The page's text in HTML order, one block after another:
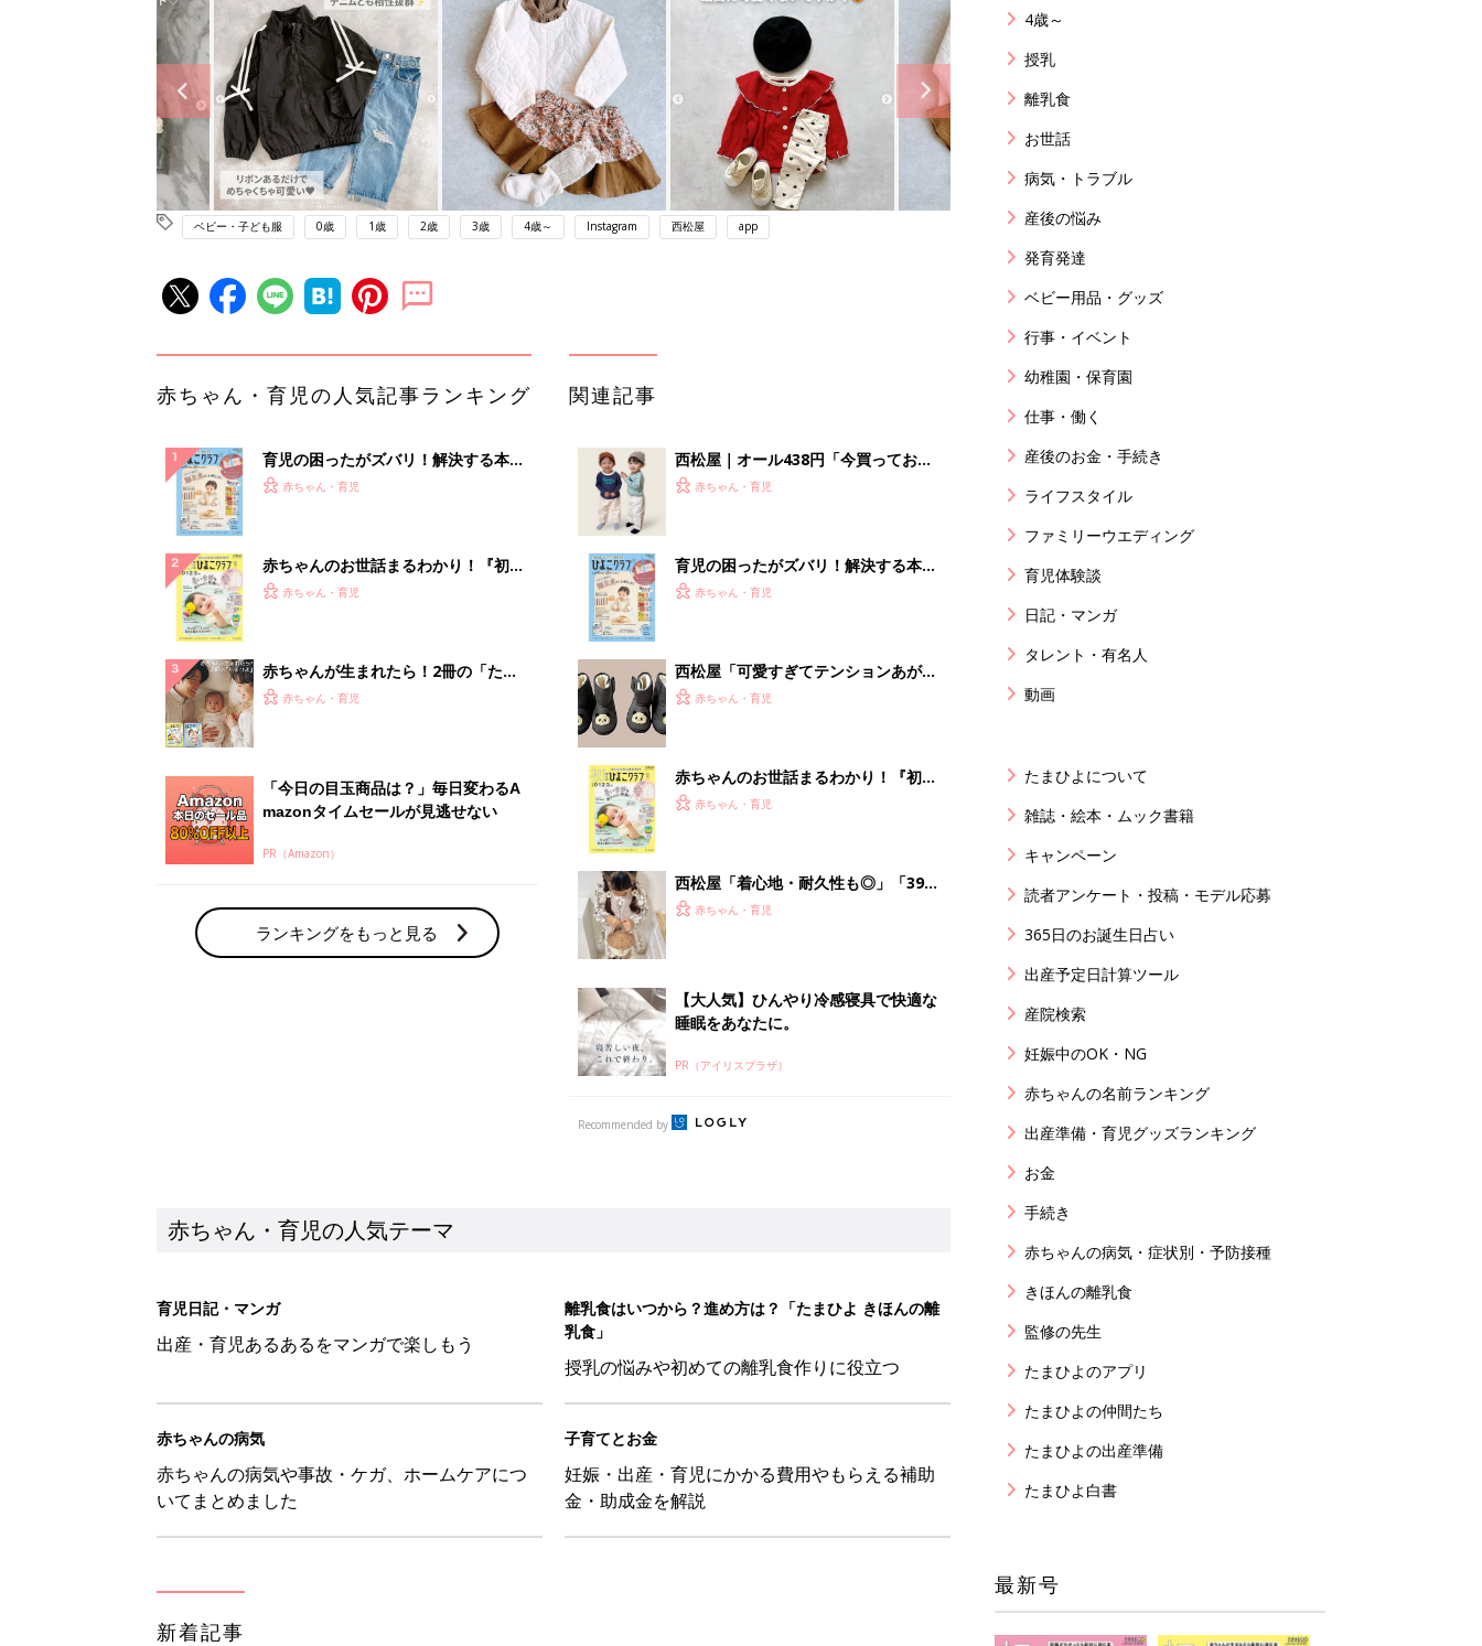
ベビー・子ども服 0歳 1歳 2歳 3歳 4歳～ Instagram 西松屋 app
赤ちゃん・育児の人気記事ランキング
育児の困ったがズバリ！解決する本
『ひよこクラブ 秋号』 4カ月～2才
赤ちゃん・育児
赤ちゃんのお世話まるわかり！『初め
てのひよこクラブ 夏号』〈巻頭大特
赤ちゃん・育児
赤ちゃんが生まれたら！2冊の「たま
ひよ」
赤ちゃん・育児
「今日の目玉商品は？」毎日変わるA
mazonタイムセールが見逃せない
PR（Amazon）
ランキングをもっと見る
関連記事
西松屋｜オール438円「今買っておく
べき！」「保育園着にも◎」元子ども
赤ちゃん・育児
育児の困ったがズバリ！解決する本
『ひよこクラブ 秋号』 4カ月～2才
赤ちゃん・育児
西松屋「可愛すぎてテンションあが
る」「機能性も◎」元子ども服販売員
赤ちゃん・育児
赤ちゃんのお世話まるわかり！『初め
てのひよこクラブ 夏号』〈巻頭大特
赤ちゃん・育児
西松屋「着心地・耐久性も◎」「399
円なのに高クオリティ」元子ども服販
赤ちゃん・育児
【大人気】ひんやり冷感寝具で快適な
睡眠をあなたに。
PR（アイリスプラザ）
Recommended by
赤ちゃん・育児の人気テーマ
育児日記・マンガ
出産・育児あるあるをマンガで楽しもう
離乳食はいつから？進め方は？「たまひよ きほんの離
乳食」
授乳の悩みや初めての離乳食作りに役立つ
赤ちゃんの病気
赤ちゃんの病気や事故・ケガ、ホームケアにつ
いてまとめました
子育てとお金
妊娠・出産・育児にかかる費用やもらえる補助
金・助成金を解説
新着記事
4歳～
授乳
離乳食
お世話
病気・トラブル
産後の悩み
発育発達
ベビー用品・グッズ
行事・イベント
幼稚園・保育園
仕事・働く
産後のお金・手続き
ライフスタイル
ファミリーウエディング
育児体験談
日記・マンガ
タレント・有名人
動画
たまひよについて
雑誌・絵本・ムック書籍
キャンペーン
読者アンケート・投稿・モデル応募
365日のお誕生日占い
出産予定日計算ツール
産院検索
妊娠中のOK・NG
赤ちゃんの名前ランキング
出産準備・育児グッズランキング
お金
手続き
赤ちゃんの病気・症状別・予防接種
きほんの離乳食
監修の先生
たまひよのアプリ
たまひよの仲間たち
たまひよの出産準備
たまひよ白書
最新号